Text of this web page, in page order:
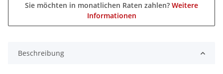
Sie möchten in monatlichen Raten zahlen? Weitere
Informationen
Beschreibung